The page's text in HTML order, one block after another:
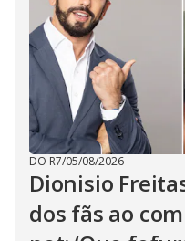
DO R7/05/08/2026
Dionisio
dos fãs ao